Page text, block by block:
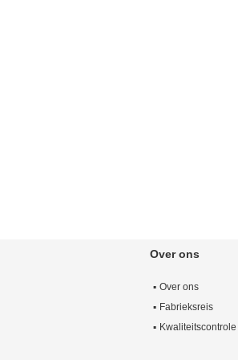
Over ons
Over ons
Fabrieksreis
Kwaliteitscontrole